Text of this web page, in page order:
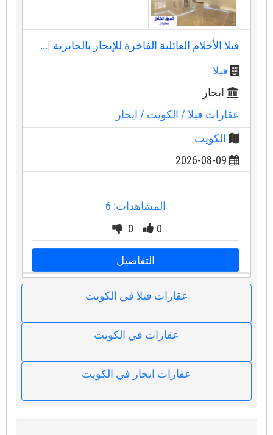
فيلا الأحلام العائلية الفاخرة للإيجار بالجابرية |...
فيلا
ايجار
عقارات فيلا/ الكويت/ ايجار
الكويت
2026-08-09
المشاهدات: 6
0
0
التفاصيل
عقارات فيلا في الكويت
عقارات في الكويت
عقارات ايجار في الكويت